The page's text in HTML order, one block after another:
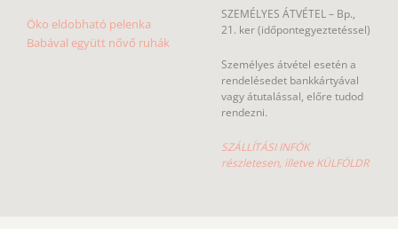
Öko eldobható pelenka
Babával együtt nővő ruhák
SZEMÉLYES ÁTVÉTEL – Bp.,
21. ker (időpontegyeztetéssel)
Személyes átvétel esetén a
rendelésedet bankkártyával
vagy átutalással, előre tudod
rendezni.
SZÁLLÍTÁSI INFÓK
részletesen, illetve KÜLFÖLDR